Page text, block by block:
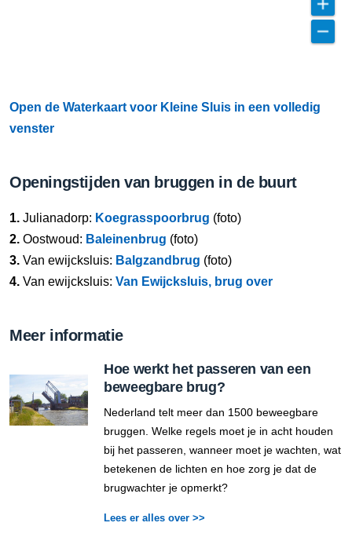
Open de Waterkaart voor Kleine Sluis in een volledig
venster
Openingstijden van bruggen in de buurt
1. Julianadorp: Koegrasspoorbrug (foto)
2. Oostwoud: Baleinenbrug (foto)
3. Van ewijcksluis: Balgzandbrug (foto)
4. Van ewijcksluis: Van Ewijcksluis, brug over
Meer informatie
Hoe werkt het passeren van een
beweegbare brug?
Nederland telt meer dan 1500 beweegbare
bruggen. Welke regels moet je in acht houden
bij het passeren, wanneer moet je wachten, wat
betekenen de lichten en hoe zorg je dat de
brugwachter je opmerkt?
Lees er alles over >>